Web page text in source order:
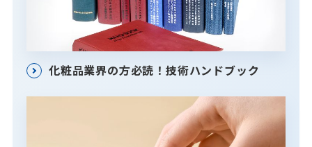
化粧品業界の方必読！技術ハンドブック